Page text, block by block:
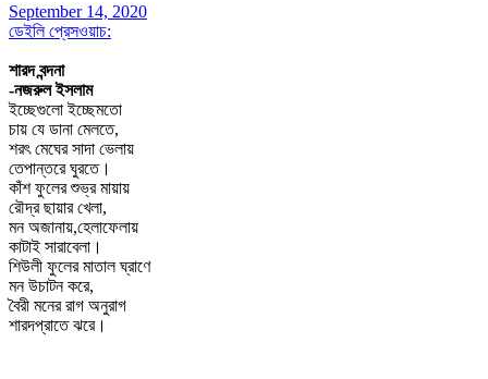
September 14, 2020
ডেইলি প্রেসওয়াচ:
শারদ বন্দনা
-নজরুল ইসলাম
ইচ্ছেগুলো ইচ্ছেমতো
চায় যে ডানা মেলতে,
শরৎ মেঘের সাদা ভেলায়
তেপান্তরে ঘুরতে।
কাঁশ ফুলের শুভ্র মায়ায়
রৌদ্র ছায়ার খেলা,
মন অজানায়,হেলাফেলায়
কাটাই সারাবেলা।
শিউলী ফুলের মাতাল ঘ্রাণে
মন উচাটন করে,
বৈরী মনের রাগ অনুরাগ
শারদপ্রাতে ঝরে।